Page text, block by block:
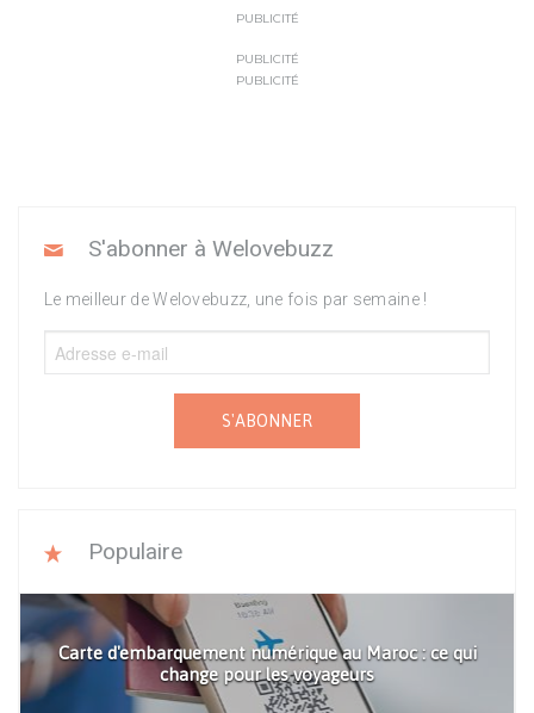
PUBLICITÉ
PUBLICITÉ
PUBLICITÉ
S'abonner à Welovebuzz
Le meilleur de Welovebuzz, une fois par semaine !
S'ABONNER
Populaire
Carte d'embarquement numérique au Maroc : ce qui
change pour les voyageurs